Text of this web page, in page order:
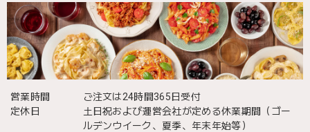
営業時間
ご注文は24時間365日受付
定休日
土日祝および運営会社が定める休業期間（ゴー
ルデンウイーク、夏季、年末年始等）